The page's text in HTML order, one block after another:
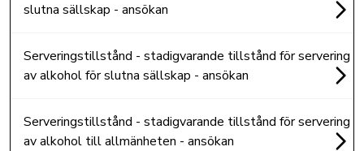
slutna sällskap - ansökan
Serveringstillstånd - stadigvarande tillstånd för servering
av alkohol för slutna sällskap - ansökan
Serveringstillstånd - stadigvarande tillstånd för servering
av alkohol till allmänheten - ansökan